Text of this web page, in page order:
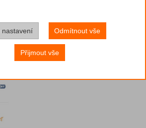
nastavení Odmítnout vše
Přijmout vše